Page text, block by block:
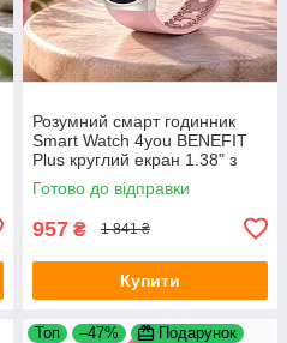
Розумний смарт годинник
Smart Watch 4you BENEFIT
Plus круглий екран 1.38" з
функцією дзвінків перегляд
повідомлень Pink Sand
Готово до відправки
957 ₴ 1 841 ₴
Купити
Топ –47% Подарунок